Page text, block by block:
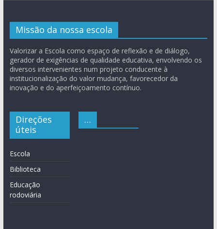
Missão da nossa escola
Valorizar a Escola como espaço de reflexão e de diálogo,
gerador de exigências de qualidade educativa, envolvendo os
diversos intervenientes num projeto conducente à
institucionalização do valor mudança, favorecedor da
inovação e do aperfeiçoamento contínuo.
Direções
úteis
Escola
Biblioteca
Educação
rodoviária
…